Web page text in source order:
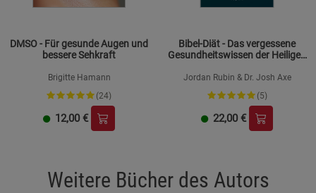
DMSO - Für gesunde Augen und
bessere Sehkraft
Brigitte Hamann
(24)
12,00 €
Bibel-Diät - Das vergessene
Gesundheitswissen der Heiligen
Jordan Rubin & Dr. Josh Axe
(5)
22,00 €
Weitere Bücher des Autors